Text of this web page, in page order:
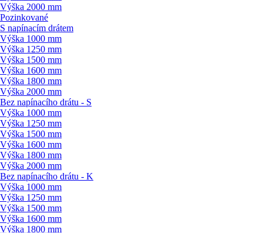
Výška 2000 mm
Pozinkované
S napínacím drátem
Výška 1000 mm
Výška 1250 mm
Výška 1500 mm
Výška 1600 mm
Výška 1800 mm
Výška 2000 mm
Bez napínacího drátu - S
Výška 1000 mm
Výška 1250 mm
Výška 1500 mm
Výška 1600 mm
Výška 1800 mm
Výška 2000 mm
Bez napínacího drátu - K
Výška 1000 mm
Výška 1250 mm
Výška 1500 mm
Výška 1600 mm
Výška 1800 mm